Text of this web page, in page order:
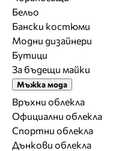
Бельо
Бански костюми
Модни дизайнери
Бутици
За бъдещи майки
Мъжка мода
Връхни облекла
Официални облекла
Спортни облекла
Дънкови облекла